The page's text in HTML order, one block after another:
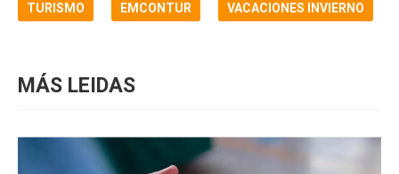
TURISMO EMCONTUR VACACIONES INVIERNO
MÁS LEIDAS